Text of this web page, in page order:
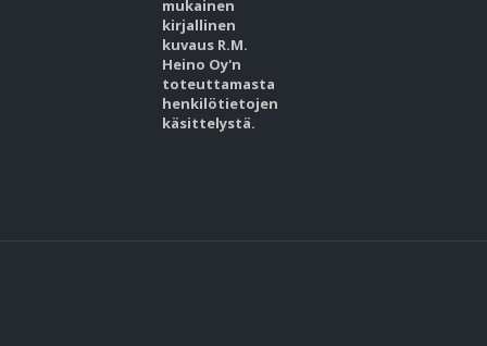
mukainen
kirjallinen
kuvaus R.M.
Heino Oy'n
toteuttamasta
henkilötietojen
käsittelystä.